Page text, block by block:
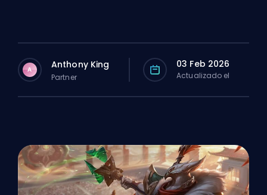
A Anthony King
Partner
03 Feb 2026
Actualizado el